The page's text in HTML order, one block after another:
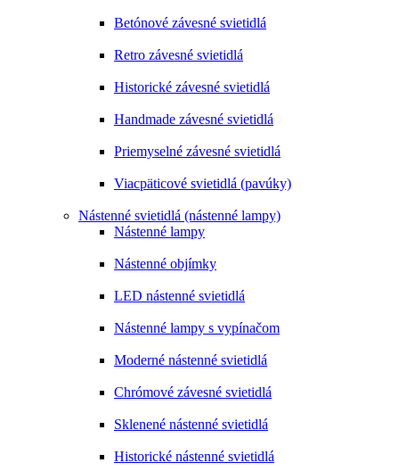
Betónové závesné svietidlá
Retro závesné svietidlá
Historické závesné svietidlá
Handmade závesné svietidlá
Priemyselné závesné svietidlá
Viacpäticové svietidlá (pavúky)
Nástenné svietidlá (nástenné lampy)
Nástenné lampy
Nástenné objímky
LED nástenné svietidlá
Nástenné lampy s vypínačom
Moderné nástenné svietidlá
Chrómové závesné svietidlá
Sklenené nástenné svietidlá
Historické nástenné svietidlá